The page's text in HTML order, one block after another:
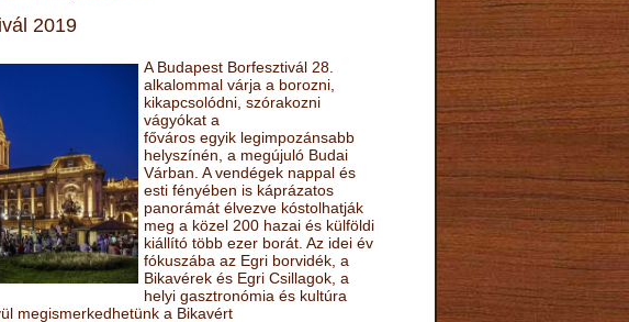
2019
A Budapest Borfesztivál 28.
alkalommal várja a borozni,
kikapcsolódni, szórakozni
vágyókat a
főváros egyik legimpozánsabb
helyszínén, a megújuló Budai
Várban. A vendégek nappal és
esti fényében is káprázatos
panorámát élvezve kóstolhatják
meg a közel 200 hazai és külföldi
kiállító több ezer borát. Az idei év
fókuszába az Egri borvidék, a
Bikavérek és Egri Csillagok, a
helyi gasztronómia és kultúra
megismerkedhetünk a Bikavért